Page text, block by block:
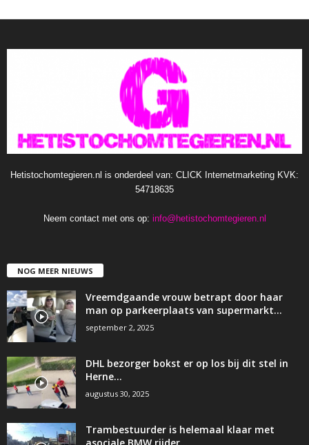
Hetistochomtegieren.nl is onderdeel van: CLICK Internetmarketing KVK:
54718635
Neem contact met ons op: info@hetistochomtegieren.nl
NOG MEER NIEUWS
Vreemdgaande vrouw betrapt door haar
man op parkeerplaats van supermarkt…
september 2, 2025
DHL bezorger bokst er op los bij dit stel in
Herne…
augustus 30, 2025
Trambestuurder is helemaal klaar met